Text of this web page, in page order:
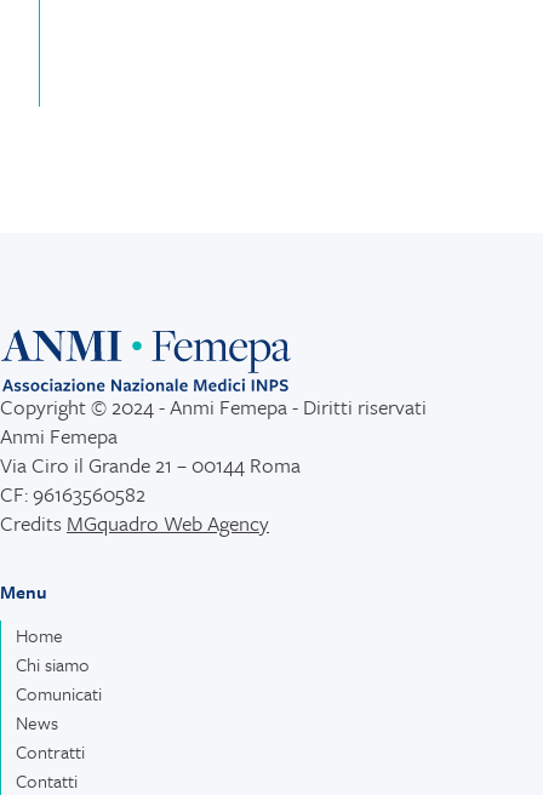
Copyright © 2024 - Anmi Femepa - Diritti riservati
Anmi Femepa
Via Ciro il Grande 21 – 00144 Roma
CF: 96163560582
Credits MGquadro Web Agency
Menu
Home
Chi siamo
Comunicati
News
Contratti
Contatti